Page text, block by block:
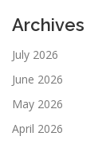
Archives
July 2026
June 2026
May 2026
April 2026